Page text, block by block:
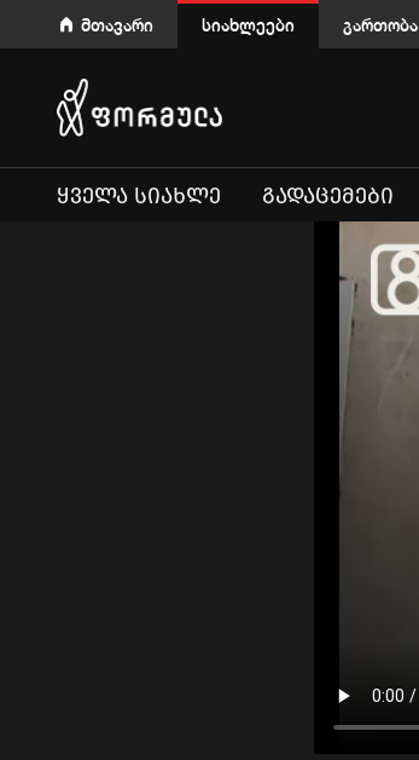
მთავარი სიახლეები გართობა
ᲧᲕᲔᲚᲐ ᲡᲘᲐᲮᲚᲔ ᲒᲐᲓᲐᲪᲔᲛᲔᲑᲘ